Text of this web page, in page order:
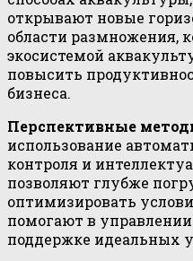
открывают новые
области размножения,
экосистемой
повысить
бизнеса.
Перспективные
использование
контроля и
позволяют глубже
оптимизировать
помогают в
поддержке идеальных